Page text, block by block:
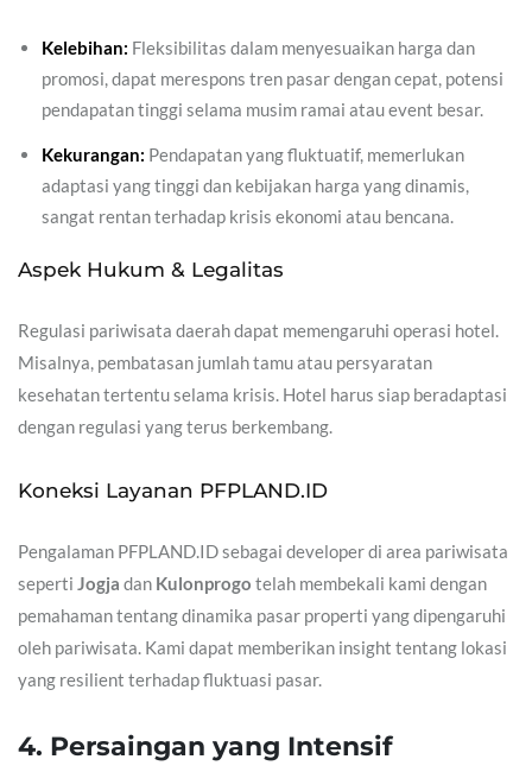
Kelebihan: Fleksibilitas dalam menyesuaikan harga dan
promosi, dapat merespons tren pasar dengan cepat, potensi
pendapatan tinggi selama musim ramai atau event besar.
Kekurangan: Pendapatan yang fluktuatif, memerlukan
adaptasi yang tinggi dan kebijakan harga yang dinamis,
sangat rentan terhadap krisis ekonomi atau bencana.
Aspek Hukum & Legalitas
Regulasi pariwisata daerah dapat memengaruhi operasi hotel.
Misalnya, pembatasan jumlah tamu atau persyaratan
kesehatan tertentu selama krisis. Hotel harus siap beradaptasi
dengan regulasi yang terus berkembang.
Koneksi Layanan PFPLAND.ID
Pengalaman PFPLAND.ID sebagai developer di area pariwisata
seperti Jogja dan Kulonprogo telah membekali kami dengan
pemahaman tentang dinamika pasar properti yang dipengaruhi
oleh pariwisata. Kami dapat memberikan insight tentang lokasi
yang resilient terhadap fluktuasi pasar.
4. Persaingan yang Intensif